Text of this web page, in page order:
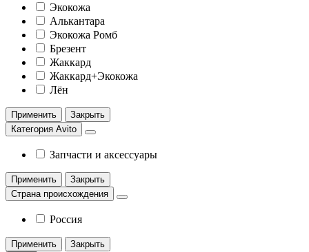
Экокожа
Алькантара
Экокожа Ромб
Брезент
Жаккард
Жаккард+Экокожа
Лён
Применить
Закрыть
Категория Avito
Запчасти и аксессуары
Применить
Закрыть
Страна происхождения
Россия
Применить
Закрыть